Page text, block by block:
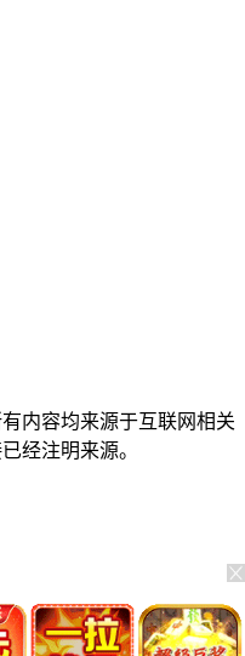
内容均来源于互联网相关
经注明来源。